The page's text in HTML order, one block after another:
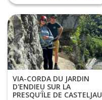
VIA-CORDA DU JARDIN
D'ENDIEU SUR LA
PRESQU'ÎLE DE CASTELJAU